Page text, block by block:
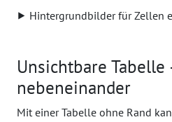
⯈ Hintergrundbilder für Zellen
Unsichtbare
nebeneinander
Mit einer Tabelle ohne Rand